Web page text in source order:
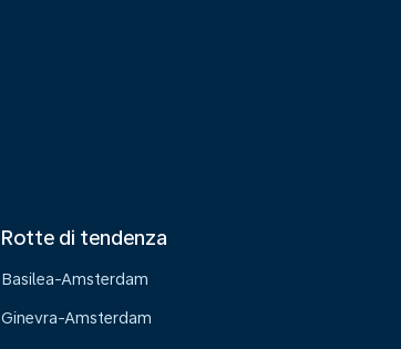
Rotte di tendenza
Basilea-Amsterdam
Ginevra-Amsterdam